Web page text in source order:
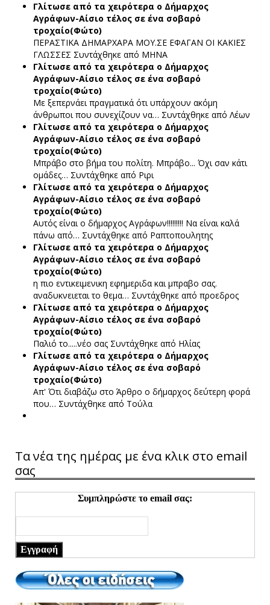
Γλίτωσε από τα χειρότερα ο Δήμαρχος
Αγράφων-Αίσιο τέλος σε ένα σοβαρό
τροχαίο(Φώτο)
ΠΕΡΑΣΤΙΚΑ ΔΗΜΑΡΧΑΡΑ ΜΟΥ.ΣΕ ΕΦΑΓΑΝ ΟΙ ΚΑΚΙΕΣ
ΓΛΩΣΣΕΣ Συντάχθηκε από ΜΗΝΑ
Γλίτωσε από τα χειρότερα ο Δήμαρχος
Αγράφων-Αίσιο τέλος σε ένα σοβαρό
τροχαίο(Φώτο)
Με ξεπερνάει πραγματικά ότι υπάρχουν ακόμη
άνθρωποι που συνεχίζουν να… Συντάχθηκε από Λέων
Γλίτωσε από τα χειρότερα ο Δήμαρχος
Αγράφων-Αίσιο τέλος σε ένα σοβαρό
τροχαίο(Φώτο)
Μπράβο στο βήμα του πολίτη. Μπράβο... Όχι σαν κάτι
ομάδες… Συντάχθηκε από Ριρι
Γλίτωσε από τα χειρότερα ο Δήμαρχος
Αγράφων-Αίσιο τέλος σε ένα σοβαρό
τροχαίο(Φώτο)
Αυτός είναι ο δήμαρχος Αγράφων!!!!!!!!! Να είναι καλά
πάνω από… Συντάχθηκε από Ραπτοπουλητης
Γλίτωσε από τα χειρότερα ο Δήμαρχος
Αγράφων-Αίσιο τέλος σε ένα σοβαρό
τροχαίο(Φώτο)
η πιο εντικειμενικη εφημεριδα και μπραβο σας.
αναδυκνειεται το θεμα… Συντάχθηκε από προεδρος
Γλίτωσε από τα χειρότερα ο Δήμαρχος
Αγράφων-Αίσιο τέλος σε ένα σοβαρό
τροχαίο(Φώτο)
Παλιό το.....νέο σας Συντάχθηκε από Ηλίας
Γλίτωσε από τα χειρότερα ο Δήμαρχος
Αγράφων-Αίσιο τέλος σε ένα σοβαρό
τροχαίο(Φώτο)
Απ' Ότι διαβάζω στο Άρθρο ο δήμαρχος δεύτερη φορά
που… Συντάχθηκε από Τούλα
Τα νέα της ημέρας με ένα κλικ στο email
σας
Συμπληρώστε το email σας:
Εγγραφή